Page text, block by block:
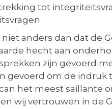
tot
anders dan dat
hecht aan
zijn gevoerd
gevoerd om de
het meest
wij vertrouwen in de